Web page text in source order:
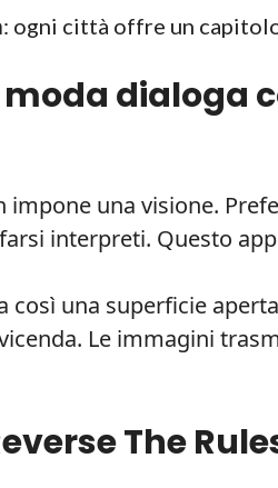
: ogni città offre un
moda dialoga
impone una visione.
interpreti. Questo
così una superficie
Le immagini
The